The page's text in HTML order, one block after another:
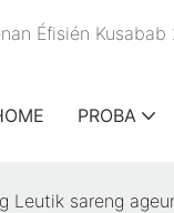
Éfisién
PROBA
Leutik sareng